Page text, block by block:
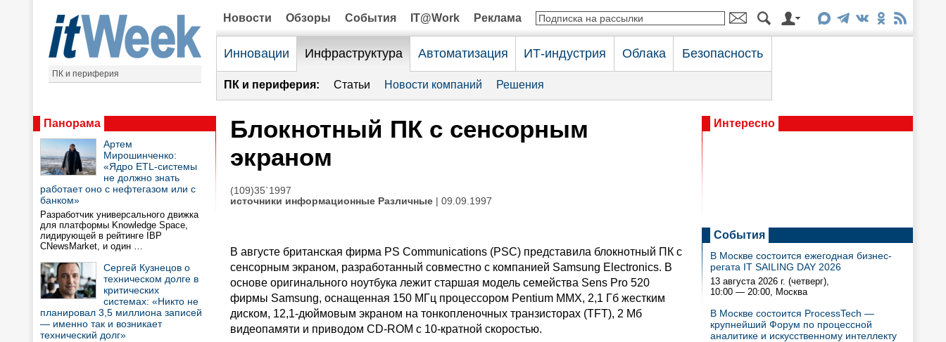
ПК и периферия
Новости Обзоры События IT@Work Реклама
Инновации Инфраструктура Автоматизация ИТ-индустрия Облака Безопасность
ПК и периферия: Статьи Новости компаний Решения
Панорама
Артем
Мирошинченко:
«Ядро ETL-системы
не должно знать
работает оно с нефтегазом или с
банком»
Разработчик универсального движка
для платформы Knowledge Space,
лидирующей в рейтинге IBP
CNewsMarket, и один …
Сергей Кузнецов о
техническом долге в
критических
системах: «Никто не
планировал 3,5 миллиона записей
— именно так и возникает
технический долг»
Блокнотный ПК с сенсорным
экраном
(109)35`1997
источники информационные Различные | 09.09.1997
В августе британская фирма PS Communications (PSC) представила блокнотный ПК с
сенсорным экраном, разработанный совместно с компанией Samsung Electronics. В
основе оригинального ноутбука лежит старшая модель семейства Sens Pro 520
фирмы Samsung, оснащенная 150 МГц процессором Pentium MMX, 2,1 Гб жестким
диском, 12,1-дюймовым экраном на тонкопленочных транзисторах (TFT), 2 Мб
видеопамяти и приводом CD-ROM с 10-кратной скоростью.
Интересно
События
В Москве состоится ежегодная бизнес-
регата IT SAILING DAY 2026
13 августа 2026 г. (четверг),
10:00 — 20:00, Москва
В Москве состоится ProcessTech —
крупнейший Форум по процессной
аналитике и искусственному интеллекту